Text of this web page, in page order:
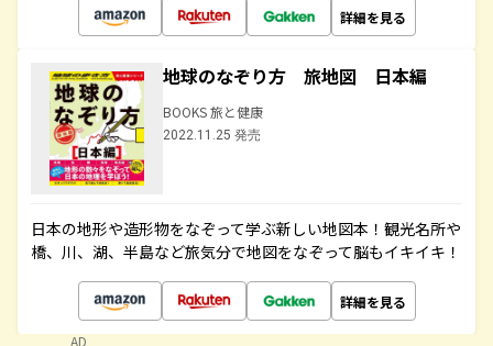
詳細を見る
地球のなぞり方 旅地図 日本編
BOOKS 旅と健康
2022.11.25 発売
日本の地形や造形物をなぞって学ぶ新しい地図本！観光名所や
橋、川、湖、半島など旅気分で地図をなぞって脳もイキイキ！
詳細を見る
AD